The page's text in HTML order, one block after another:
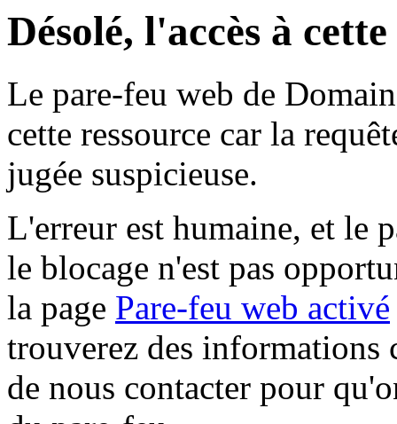
Désolé, l'accès à
Le pare-feu web de
cette ressource car la
jugée suspicieuse.
L'erreur est humaine, et le
le blocage n'est pas
la page Pare-feu web activé
trouverez des informations
de nous contacter pour